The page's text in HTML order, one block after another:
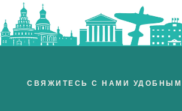
СВЯЖИТЕСЬ С НАМИ